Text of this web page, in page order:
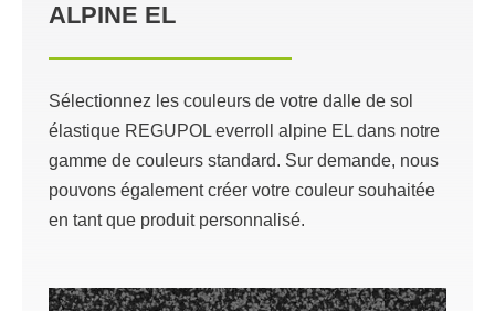
ALPINE EL
Sélectionnez les couleurs de votre dalle de sol
élastique REGUPOL everroll alpine EL dans notre
gamme de couleurs standard. Sur demande, nous
pouvons également créer votre couleur souhaitée
en tant que produit personnalisé.